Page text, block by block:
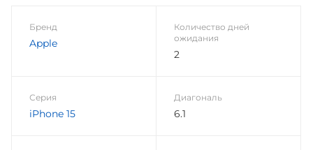
Бренд
Apple
Количество дней
ожидания
2
Серия
iPhone 15
Диагональ
6.1